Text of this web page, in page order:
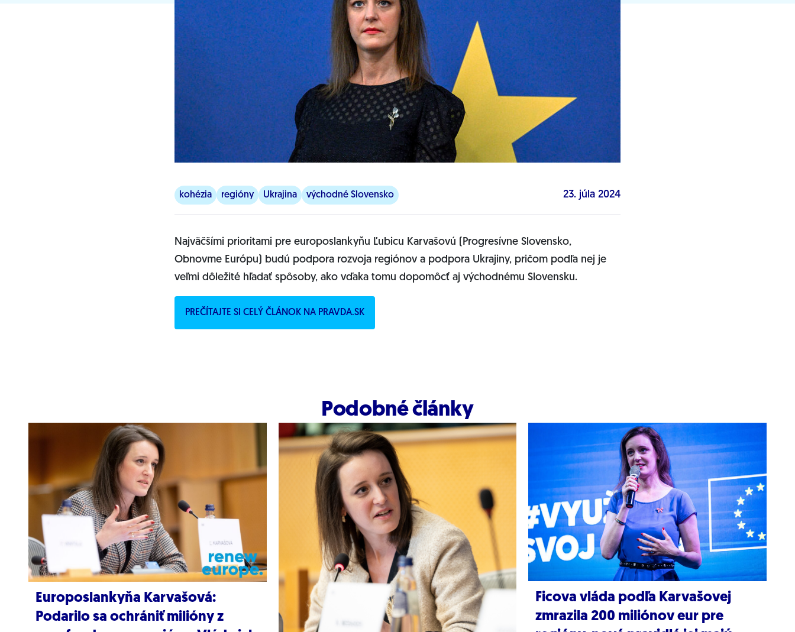
kohézia regióny Ukrajina východné Slovensko 23. júla 2024
Najväčšími prioritami pre europoslankyňu Ľubicu Karvašovú (Progresívne Slovensko,
Obnovme Európu) budú podpora rozvoja regiónov a podpora Ukrajiny, pričom podľa nej je
veľmi dôležité hľadať spôsoby, ako vďaka tomu dopomôcť aj východnému Slovensku.
PREČÍTAJTE SI CELÝ ČLÁNOK NA PRAVDA.SK
Podobné články
Europoslankyňa Karvašová:
Podarilo sa ochrániť milióny z
Ficova vláda podľa Karvašovej
zmrazila 200 miliónov eur pre